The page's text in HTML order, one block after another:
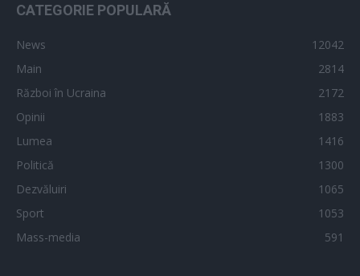
CATEGORIE POPULARĂ
News
12042
Main
2814
Război în Ucraina
2172
Opinii
1883
Lumea
1416
Politică
1300
Dezvăluiri
1065
Sport
1053
Mass-media
591